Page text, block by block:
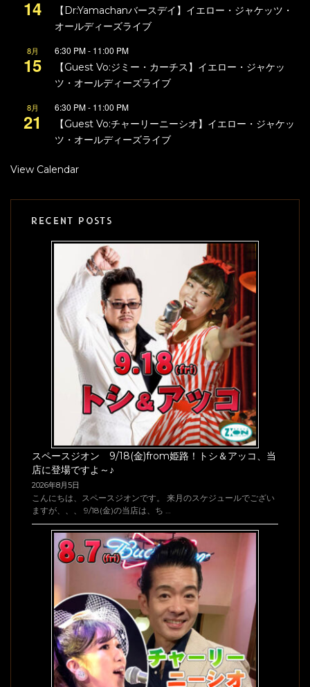
14
【Dr:Yamachanバースデイ】イエロー・ジャケッツ・
オールディーズライブ
8月
15
6:30 PM- 11:00 PM
【Guest Vo:ジミー・カーチス】イエロー・ジャケッ
ツ・オールディーズライブ
8月
21
6:30 PM- 11:00 PM
【Guest Vo:チャーリーニーシオ】イエロー・ジャケッ
ツ・オールディーズライブ
View Calendar
RECENT POSTS
スペースジオン 9/18(金)from姫路！トシ＆アッコ、当
店に登場ですよ～♪
2026年8月5日
こんにちは、スペースジオンです。 来月のスケジュールでござい
ますが、、、 9/18(金)の当店は、ち …